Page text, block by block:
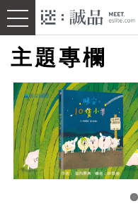
主題專欄